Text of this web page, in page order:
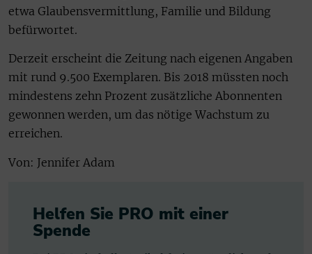
etwa Glaubensvermittlung, Familie und Bildung
befürwortet.
Derzeit erscheint die Zeitung nach eigenen Angaben
mit rund 9.500 Exemplaren. Bis 2018 müssten noch
mindestens zehn Prozent zusätzliche Abonnenten
gewonnen werden, um das nötige Wachstum zu
erreichen.
Von: Jennifer Adam
Helfen Sie PRO mit einer
Spende